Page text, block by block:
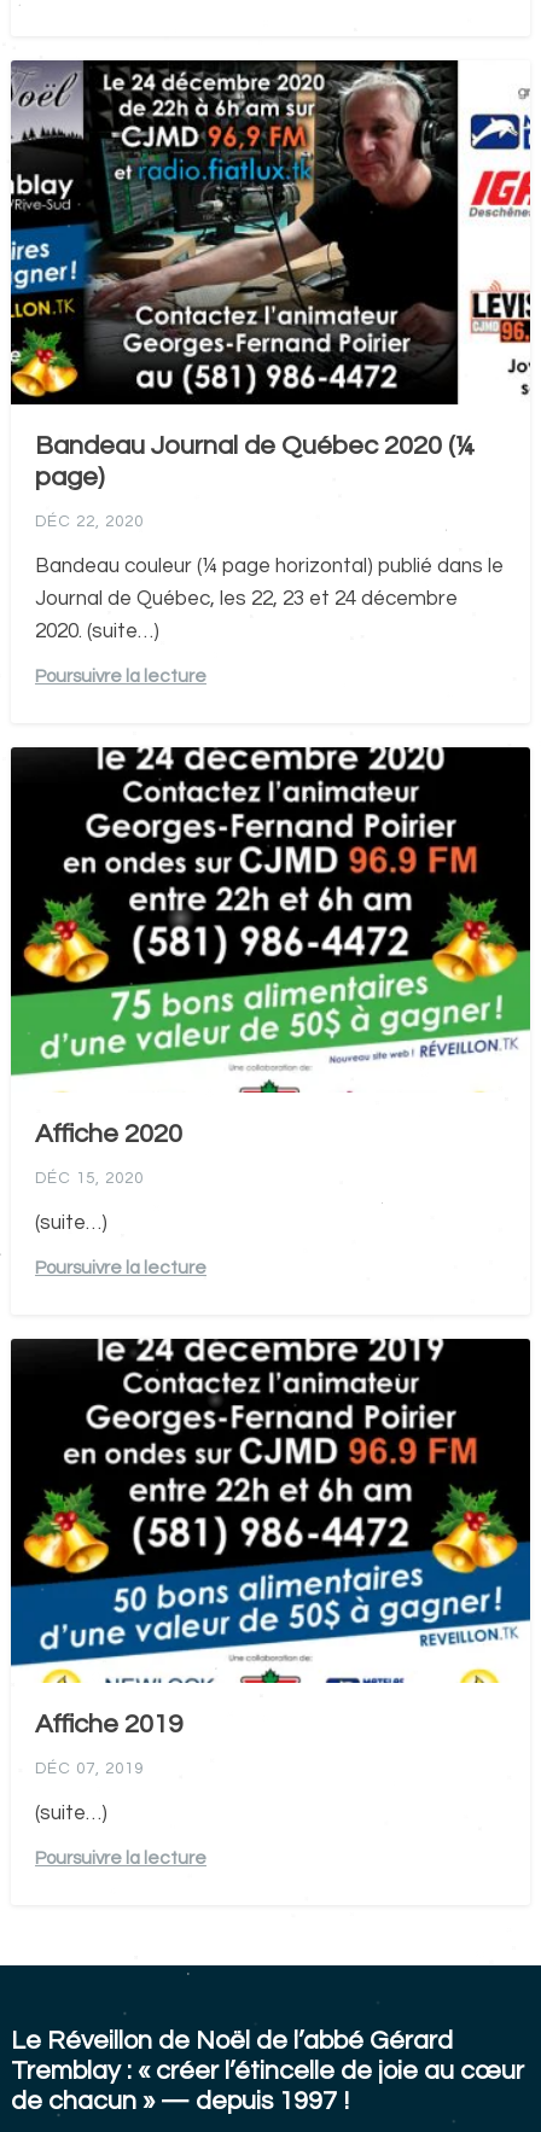
Bandeau Journal de Québec 2020 (¼
page)
DÉC 22, 2020
Bandeau couleur (¼ page horizontal) publié dans le
Journal de Québec, les 22, 23 et 24 décembre
2020. (suite…)
Poursuivre la lecture
Affiche 2020
DÉC 15, 2020
(suite…)
Poursuivre la lecture
Affiche 2019
DÉC 07, 2019
(suite…)
Poursuivre la lecture
Le Réveillon de Noël de l’abbé Gérard
Tremblay : « créer l’étincelle de joie au cœur
de chacun » — depuis 1997 !